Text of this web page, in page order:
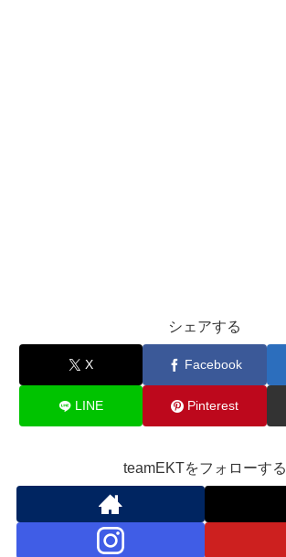
シェアする
X Facebook
LINE Pinterest
teamEKTをフォローする